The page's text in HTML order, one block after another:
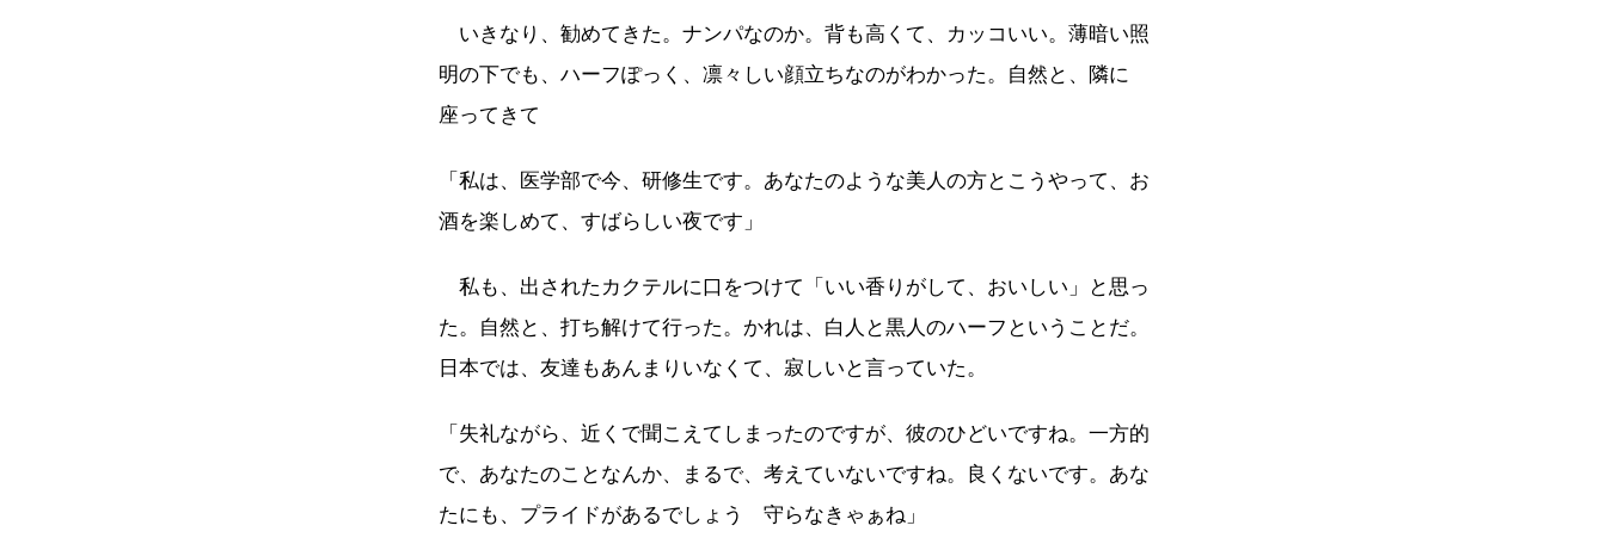
いきなり、勧めてきた。ナンパなのか。背も高くて、カッコいい。薄暗い照
明の下でも、ハーフぽっく、凛々しい顔立ちなのがわかった。自然と、隣に
座ってきて
「私は、医学部で今、研修生です。あなたのような美人の方とこうやって、お
酒を楽しめて、すばらしい夜です」
私も、出されたカクテルに口をつけて「いい香りがして、おいしい」と思っ
た。自然と、打ち解けて行った。かれは、白人と黒人のハーフということだ。
日本では、友達もあんまりいなくて、寂しいと言っていた。
「失礼ながら、近くで聞こえてしまったのですが、彼のひどいですね。一方的
で、あなたのことなんか、まるで、考えていないですね。良くないです。あな
たにも、プライドがあるでしょう 守らなきゃぁね」